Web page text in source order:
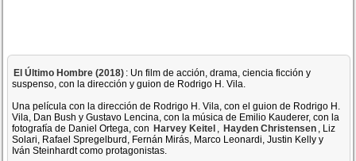
El Último Hombre (2018) : Un film de acción, drama, ciencia ficción y
suspenso, con la dirección y guion de Rodrigo H. Vila.
Una película con la dirección de Rodrigo H. Vila, con el guion de Rodrigo H.
Vila, Dan Bush y Gustavo Lencina, con la música de Emilio Kauderer, con la
fotografía de Daniel Ortega, con Harvey Keitel , Hayden Christensen , Liz
Solari, Rafael Spregelburd, Fernán Mirás, Marco Leonardi, Justin Kelly y
Iván Steinhardt como protagonistas.